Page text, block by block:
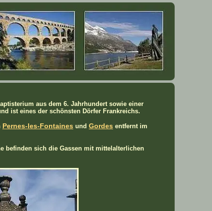
aus dem 6. Jahrhundert sowie einer
ist eines der schönsten Dörfer Frankreichs.
Pernes-les-Fontaines und Gordes entfernt im
befinden sich die Gassen mit mittelalterlichen